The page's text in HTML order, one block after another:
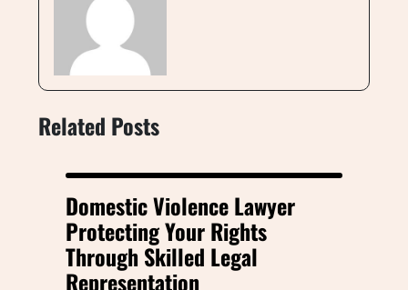
Related Posts
Domestic Violence Lawyer
Protecting Your Rights
Through Skilled Legal
Representation